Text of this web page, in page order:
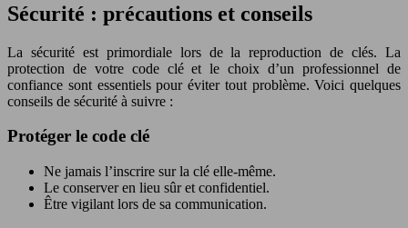
Sécurité : précautions et conseils
La sécurité est primordiale lors de la reproduction de clés. La
protection de votre code clé et le choix d’un professionnel de
confiance sont essentiels pour éviter tout problème. Voici quelques
conseils de sécurité à suivre :
Protéger le code clé
Ne jamais l’inscrire sur la clé elle-même.
Le conserver en lieu sûr et confidentiel.
Être vigilant lors de sa communication.